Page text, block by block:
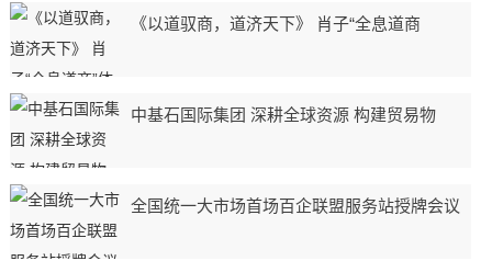
《以道驭商，道济天下》 肖子“全息道商
中基石国际集团 深耕全球资源 构建贸易物
全国统一大市场首场百企联盟服务站授牌会议